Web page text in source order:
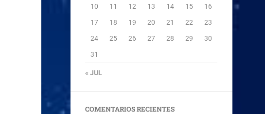
10 11 12 13 14 15 16
17 18 19 20 21 22 23
24 25 26 27 28 29 30
31
« JUL
COMENTARIOS RECIENTES